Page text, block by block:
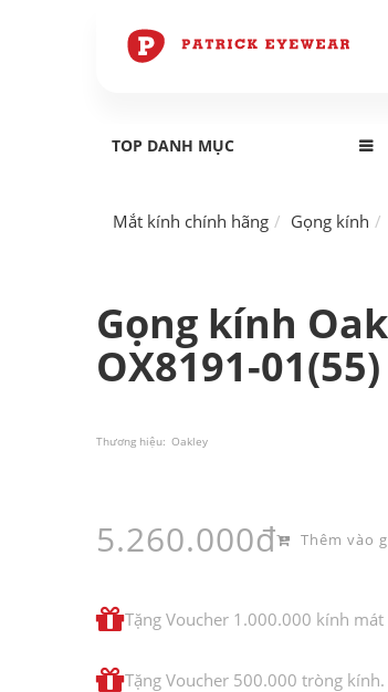
TOP DANH MỤC
Mắt kính chính hãng Gọng kính
Gọng kính
OX8191-01(55)
Thương hiệu: Oakley
5.260.000đ Thêm vào
Tặng Voucher 1.000.000 kính
Tặng Voucher 500.000 tròng kính.